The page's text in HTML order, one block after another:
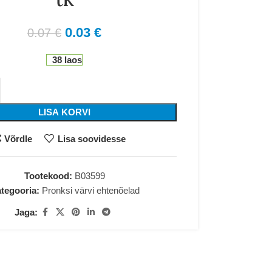
0.07€ 0.03€
38 laos
LISA KORVI
Võrdle Lisa soovidesse
Tootekood: B03599
Pronksi värvi ehtenõelad
Jaga: